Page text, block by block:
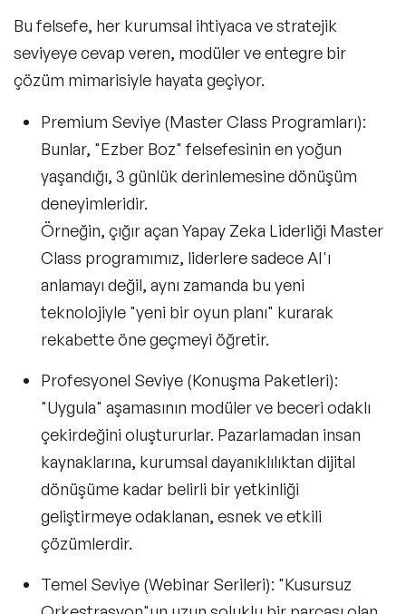
Bu felsefe, her kurumsal ihtiyaca ve stratejik
seviyeye cevap veren, modüler ve entegre bir
çözüm mimarisiyle hayata geçiyor.
Premium Seviye (Master Class Programları):
Bunlar, "Ezber Boz" felsefesinin en yoğun
yaşandığı, 3 günlük derinlemesine dönüşüm
deneyimleridir.
Örneğin, çığır açan Yapay Zeka Liderliği Master
Class programımız, liderlere sadece AI'ı
anlamayı değil, aynı zamanda bu yeni
teknolojiyle "yeni bir oyun planı" kurarak
rekabette öne geçmeyi öğretir.
Profesyonel Seviye (Konuşma Paketleri):
"Uygula" aşamasının modüler ve beceri odaklı
çekirdeğini oluştururlar. Pazarlamadan insan
kaynaklarına, kurumsal dayanıklılıktan dijital
dönüşüme kadar belirli bir yetkinliği
geliştirmeye odaklanan, esnek ve etkili
çözümlerdir.
Temel Seviye (Webinar Serileri): "Kusursuz